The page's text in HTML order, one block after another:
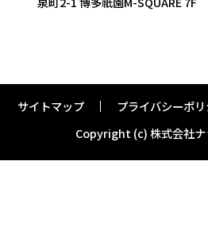
サイトマップ
プライバシーポ
Copyright (c) 株式会社ナ